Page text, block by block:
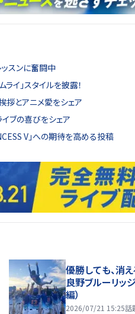
スンに奮闘中
イ」スタイルを披露！
拶とアニメ愛をシェア
ブの喜びをシェア
V」への期待を高める投稿
優勝しても、消え
良野ブルーリッ
編）
2026/07/21 15:25話